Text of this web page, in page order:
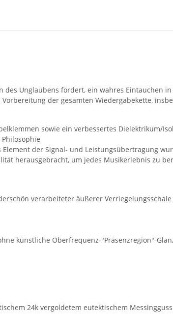
des Unglaubens fördert, ein wahres Eintauchen
der gesamten Wiedergabekette,
sowie ein verbessertes Dielektrikum/
der Signal- und Leistungsübertragung
herausgebracht, um jedes Musikerlebnis zu
verarbeiteter äußerer
künstliche Oberfrequenz-"Präsenzregion"-
24k vergoldetem eutektischem